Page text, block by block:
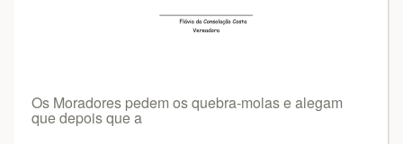
Os Moradores pedem os quebra-molas e alegam
que depois que a